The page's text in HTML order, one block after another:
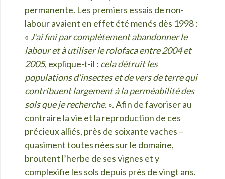
permanente. Les premiers essais de non-
labour avaient en effet été menés dès 1998 :
« J’ai fini par complètement abandonner le
labour et à utiliser le rolofaca entre 2004 et
2005, explique-t-il : cela détruit les
populations d’insectes et de vers de terre qui
contribuent largement à la perméabilité des
sols que je recherche.». Afin de favoriser au
contraire la vie et la reproduction de ces
précieux alliés, près de soixante vaches –
quasiment toutes nées sur le domaine,
broutent l’herbe de ses vignes et y
complexifie les sols depuis près de vingt ans.